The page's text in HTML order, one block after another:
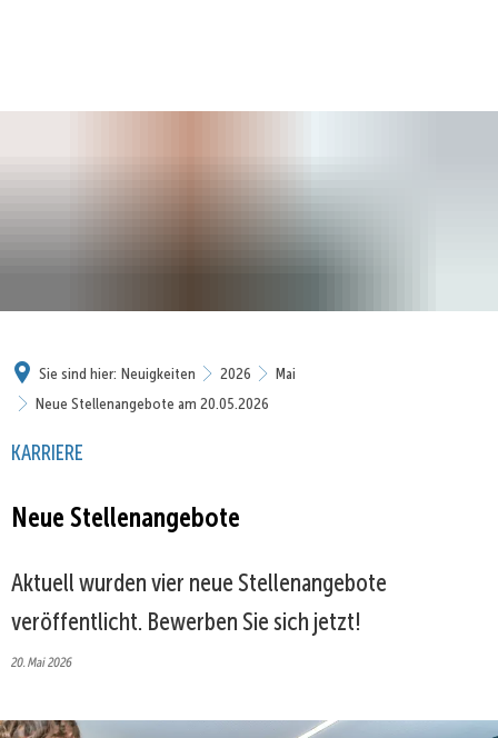
Sie sind hier: Neuigkeiten 2026
Mai
Neue Stellenangebote am 20.05.2026
KARRIERE
Neue Stellenangebote
Aktuell wurden vier neue Stellenangebote
veröffentlicht. Bewerben Sie sich jetzt!
20. Mai 2026